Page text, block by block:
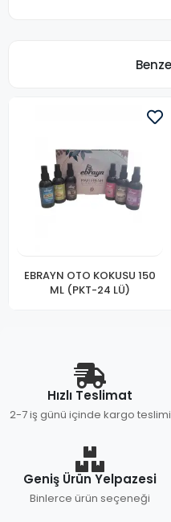
EBRAYN OTO KOKUSU 150
ML (PKT-24 LÜ)
Hızlı Teslimat
2-7 iş günü içinde kargo teslimi
Geniş Ürün Yelpazesi
Binlerce ürün seçeneği